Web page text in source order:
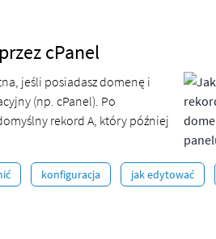
cPanel
jeśli posiadasz domenę i
(np. cPanel). Po
rekord A, który później
konfiguracja jak edytować